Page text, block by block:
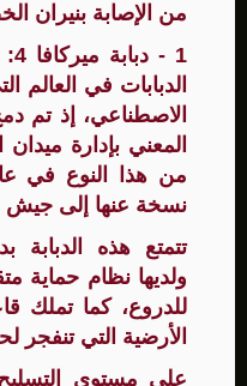
من الإصابة بنيران
الدبابات في العالم
الاصطناعي، إذ تم
المعني بإدارة ميدان
نسخة عنها إلى جيش
تتمتع هذه الدبابة
ولديها نظام حماية
للدروع، كما تملك
الأرضية التي تنفجر